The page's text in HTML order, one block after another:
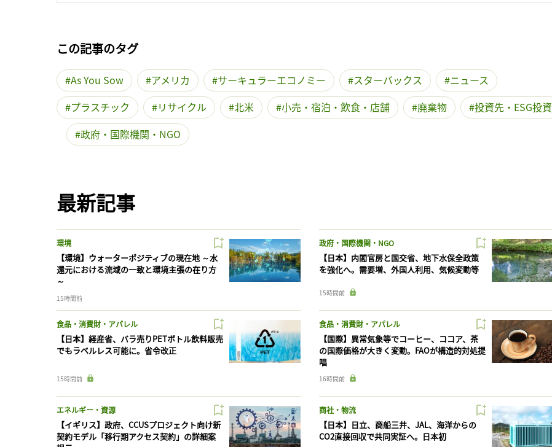
この記事のタグ
As You Sow アメリカ サーキュラーエコノミー スターバックス
ニュース
プラスチック
リサイクル 北米 小売・宿泊・飲食・店舗 廃棄物
投資先・ESG投資
政府・国際機関・NGO
最新記事
環境
【環境】ウォーターポジティブの現在地 ～水
還元における流域の一致と環境主張の在り方
～
15時間前
政府・国際機関・NGO
【日本】内閣官房と国交省、地下水保全政策
を強化へ。需要増、外国人利用、気候変動等
15時間前
食品・消費財・アパレル
【日本】経産省、バラ売りPETボトル飲料販売
でもラベルレス可能に。省令改正
15時間前
食品・消費財・アパレル
【国際】異常気象等でコーヒー、ココア、茶
の国際価格が大きく変動。FAOが構造的対処提
唱
16時間前
エネルギー・資源
【イギリス】政府、CCUSプロジェクト向け新
契約モデル「移行期アクセス契約」の詳細案
商社・物流
【日本】日立、商船三井、JAL、海洋からの
CO2直接回収で共同実証へ。日本初